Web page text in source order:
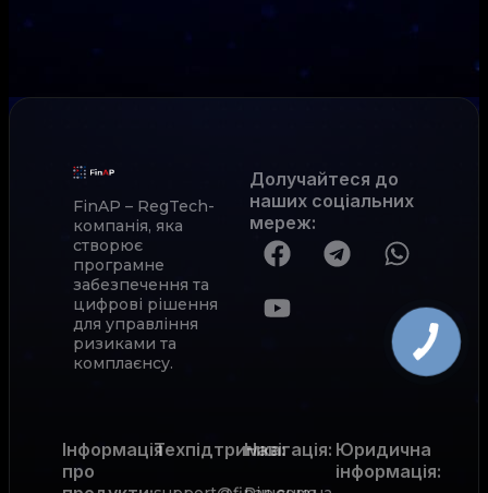
FinAP – RegTech-
компанія, яка
створює
програмне
забезпечення та
цифрові рішення
для управління
ризиками та
комплаєнсу.
Долучайтеся до
наших соціальних
мереж:
Інформація
про
Техпідтримка:Навігація: Юридична
інформація: